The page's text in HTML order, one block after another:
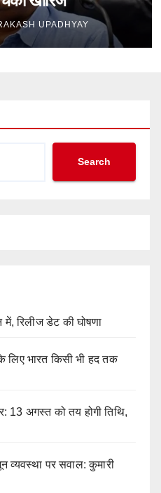
UPADHYAY
Search
में, रिलीज डेट की घोषणा
के लिए भारत किसी भी हद तक
13 अगस्त को तय होगी तिथि,
व्यवस्था पर सवाल: कुमारी